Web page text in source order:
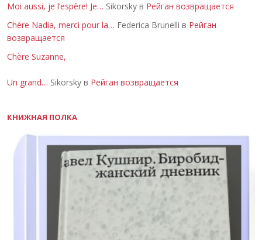
Moi aussi, je l’espère! Je… Sikorsky в Рейган возвращается
Chère Nadia, merci pour la… Federica Brunelli в Рейган
возвращается
Chère Suzanne,
Un grand… Sikorsky в Рейган возвращается
КНИЖНАЯ ПОЛКА